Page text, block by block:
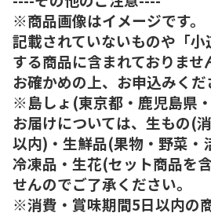
※商品画像はイメージです。
記載されていないものや「
する商品に含まれておりませ
お確かめの上、お申込みくだ
※島しょ(東京都・鹿児島県
お届けについては、生もの(
以内)・生鮮品(果物・野菜・
冷凍品・生花(セット商品を
せんのでご了承ください。
※消費・賞味期間5日以内の